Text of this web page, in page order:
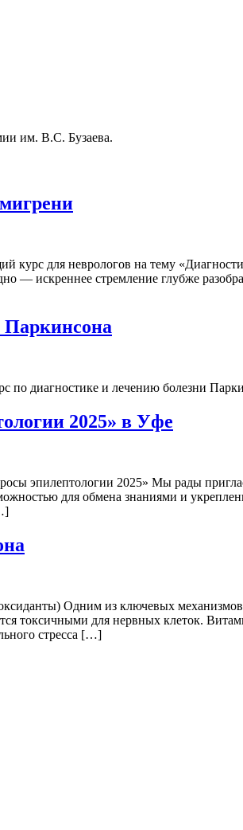
им. В.С. Бузаева.
курс для неврологов на тему
— искреннее стремление глубже
Паркинсона
по диагностике и лечению болезни
2025» в Уфе
эпилептологии 2025» Мы рады
для обмена знаниями и
Одним из ключевых
токсичными для нервных клеток.
стресса […]